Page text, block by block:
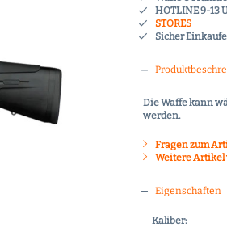
HOTLINE 9-13
STORES
Sicher
Die Waffe kann
werden.
Fragen zum
Weitere Artikel
Eigenschaften
Kaliber: